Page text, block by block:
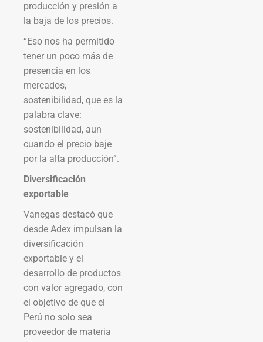
producción y presión a
la baja de los precios.
“Eso nos ha permitido
tener un poco más de
presencia en los
mercados,
sostenibilidad, que es la
palabra clave:
sostenibilidad, aun
cuando el precio baje
por la alta producción”.
Diversificación
exportable
Vanegas destacó que
desde Adex impulsan la
diversificación
exportable y el
desarrollo de productos
con valor agregado, con
el objetivo de que el
Perú no solo sea
proveedor de materia